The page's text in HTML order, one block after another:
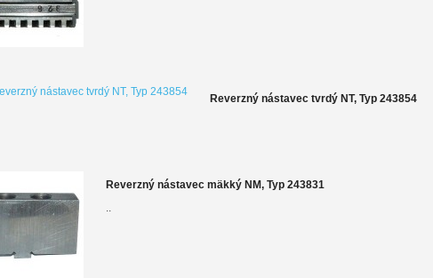
Reverzný nástavec tvrdý NT, Typ 243854
Reverzný nástavec mäkký NM, Typ 243831
..